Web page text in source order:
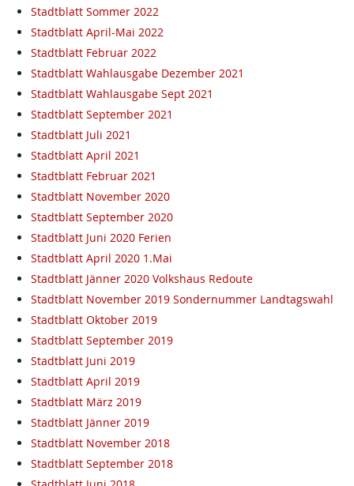
Stadtblatt Sommer 2022
Stadtblatt April-Mai 2022
Stadtblatt Februar 2022
Stadtblatt Wahlausgabe Dezember 2021
Stadtblatt Wahlausgabe Sept 2021
Stadtblatt September 2021
Stadtblatt Juli 2021
Stadtblatt April 2021
Stadtblatt Februar 2021
Stadtblatt November 2020
Stadtblatt September 2020
Stadtblatt Juni 2020 Ferien
Stadtblatt April 2020 1.Mai
Stadtblatt Jänner 2020 Volkshaus Redoute
Stadtblatt November 2019 Sondernummer Landtagswahl
Stadtblatt Oktober 2019
Stadtblatt September 2019
Stadtblatt Juni 2019
Stadtblatt April 2019
Stadtblatt März 2019
Stadtblatt Jänner 2019
Stadtblatt November 2018
Stadtblatt September 2018